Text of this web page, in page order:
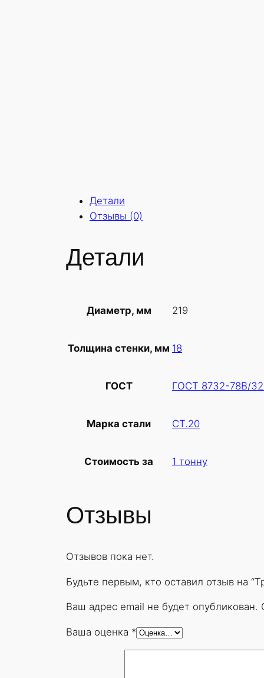
Детали
Отзывы (0)
Детали
Диаметр, мм 219
Толщина стенки, мм 18
ГОСТ ГОСТ 8732-78В/
Марка стали СТ.20
Стоимость за 1 тонну
Отзывы
Отзывов пока нет.
Будьте первым, кто оставил отзыв на
Ваш адрес email не будет опубликован.
Ваша оценка *